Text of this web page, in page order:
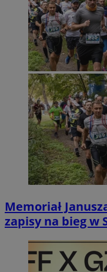
Memoriał
zapisy na bieg w